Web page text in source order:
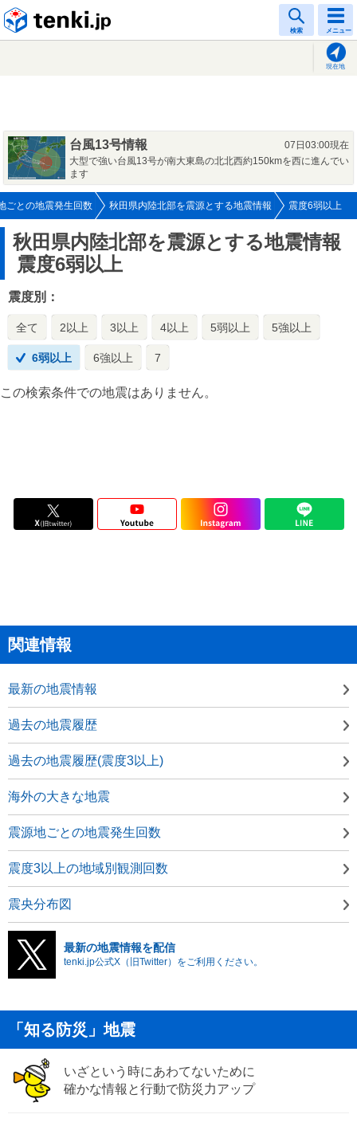
検索 メニュー
現在地
台風13号情報
07日03:00現在
大型で強い台風13号が南大東島の北北西約150kmを西に進んでい
ます
ごとの地震発生回数 秋田県内陸北部を震源とする地震情報 震度6弱以上
秋田県内陸北部を震源とする地震情報
震度6弱以上
震度別：
全て 2以上 3以上 4以上 5弱以上 5強以上
6弱以上 6強以上 7
この検索条件での地震はありません。
関連情報
最新の地震情報
過去の地震履歴
過去の地震履歴(震度3以上)
海外の大きな地震
震源地ごとの地震発生回数
震度3以上の地域別観測回数
震央分布図
最新の地震情報を配信
tenki.jp公式X（旧Twitter）をご利用ください。
「知る防災」地震
いざという時にあわてないために
確かな情報と行動で防災力アップ